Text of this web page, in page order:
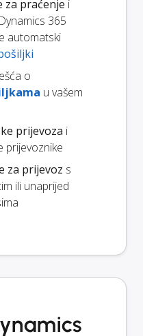
za praćenje i
365
automatski
o
u vašem
prijevoza i
prijevoznike
za prijevoz s
ili unaprijed